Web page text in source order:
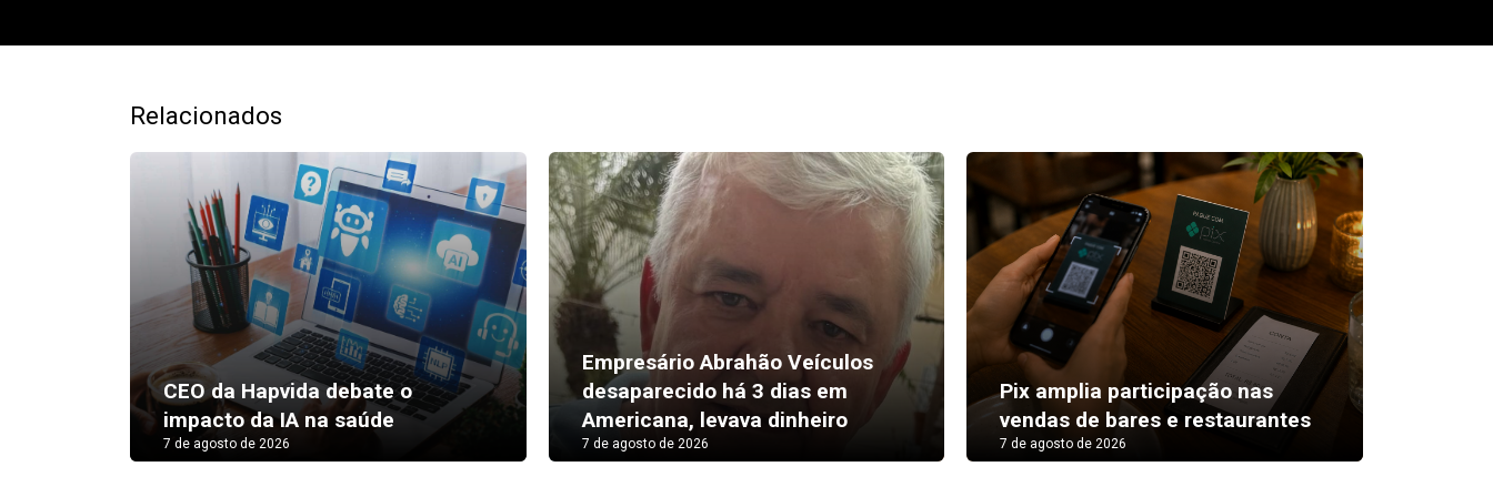
Relacionados
nas
e restaurantes
11 de agosto: como a TV mudou
os projetos residenciais
Prefeitura abre inscrições para
oficina culinária gratuita de
Pizza
Programa do Ratinho dispara no
ibope e alcança pico de 6,3
pontos